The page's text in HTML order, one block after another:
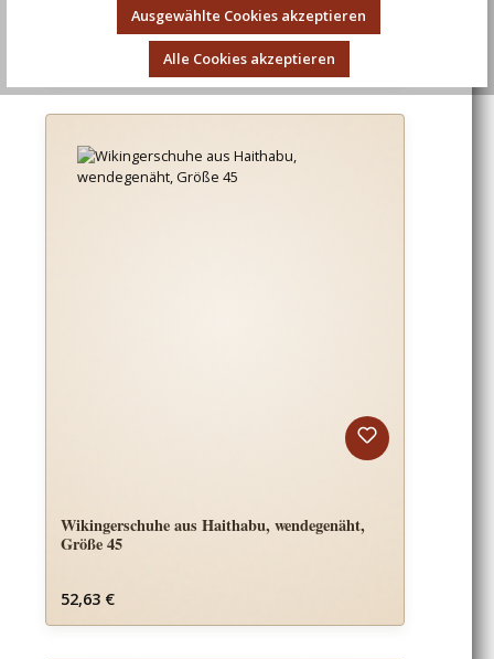
Regulärer Preis:
Wikingerschuhe aus Haithabu, wendegenäht,
Größe 45
Regulärer Preis:
52,63 €
Ausgewählte Cookies akzeptieren
Alle Cookies akzeptieren